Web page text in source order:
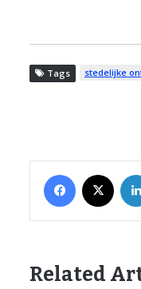
Tags stedelijke
Related